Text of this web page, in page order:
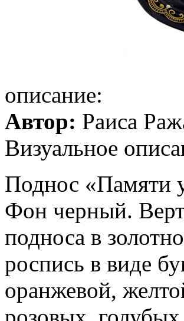
описание:
Автор: Раиса
Визуальное
Поднос «Памяти
Фон черный.
подноса в
роспись в виде
оранжевой,